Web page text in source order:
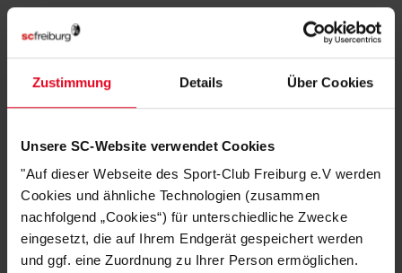
Zustimmung Details Über Cookies
Unsere SC-Website verwendet Cookies
"Auf dieser Webseite des Sport-Club Freiburg e.V werden
Cookies und ähnliche Technologien (zusammen
nachfolgend „Cookies“) für unterschiedliche Zwecke
eingesetzt, die auf Ihrem Endgerät gespeichert werden
und ggf. eine Zuordnung zu Ihrer Person ermöglichen.